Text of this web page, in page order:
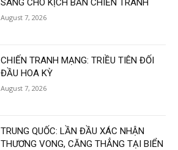
SÀNG CHO KỊCH BẢN CHIẾN TRANH
August 7, 2026
CHIẾN TRANH MẠNG: TRIỀU TIÊN ĐỐI
ĐẦU HOA KỲ
August 7, 2026
TRUNG QUỐC: LẦN ĐẦU XÁC NHẬN
THƯƠNG VONG, CĂNG THẲNG TẠI BIỂN